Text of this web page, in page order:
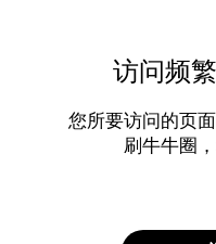
访问频
您所要访问的页
刷牛牛圈